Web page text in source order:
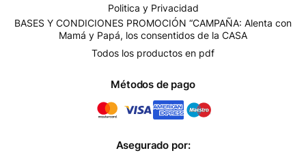
Politica y Privacidad
BASES Y CONDICIONES PROMOCIÓN “CAMPAÑA: Alenta con
Mamá y Papá, los consentidos de la CASA
Todos los productos en pdf
Métodos de pago
Asegurado por: